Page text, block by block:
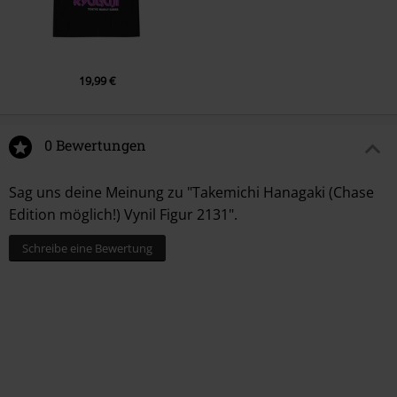
19,99 €
0 Bewertungen
Sag uns deine Meinung zu "Takemichi Hanagaki (Chase
Edition möglich!) Vynil Figur 2131".
Schreibe eine Bewertung